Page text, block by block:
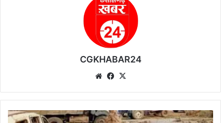
CGKHABAR24
We
te
Fa
bo
ok
रे